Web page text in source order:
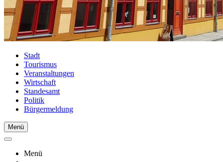
Stadt
Tourismus
Veranstaltungen
Wirtschaft
Standesamt
Politik
Bürgermeldung
Menü
Menü